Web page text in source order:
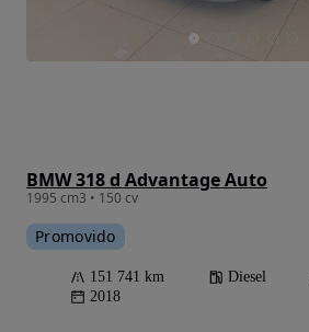
BMW 318 d Advantage Auto
1995 cm3 • 150 cv
Promovido
151 741 km Diesel
2018